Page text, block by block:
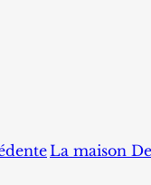
La maison